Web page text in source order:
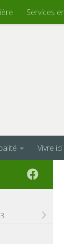
Services
Vivre ici